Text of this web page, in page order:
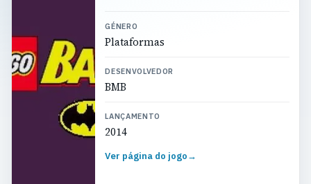
GÉNERO
Plataformas
DESENVOLVEDOR
BMB
LANÇAMENTO
2014
Ver página do jogo→